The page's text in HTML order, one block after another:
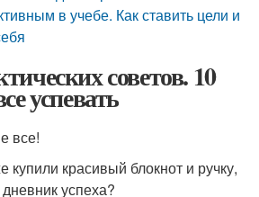
в учебе. Как ставить цели и
советов. 10
успевать
все!
красивый блокнот и ручку,
успеха?